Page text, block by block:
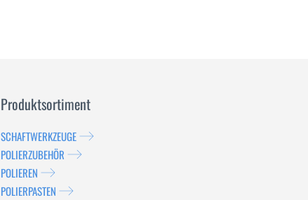
Produktsortiment
SCHAFTWERKZEUGE
POLIERZUBEHÖR
POLIEREN
POLIERPASTEN